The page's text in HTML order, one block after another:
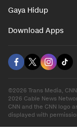
Gaya Hidup
Download Apps
©2026 Trans Media,
2026 Cable News
CNN and the CNN logo
displayed with